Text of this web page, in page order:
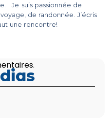
Je suis passionnée de
de randonnée. J’écris
une rencontre!